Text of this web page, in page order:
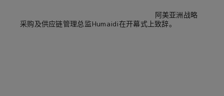
阿美亚洲战略
采购及供应链管理总监Humaidi在开幕式上致辞。